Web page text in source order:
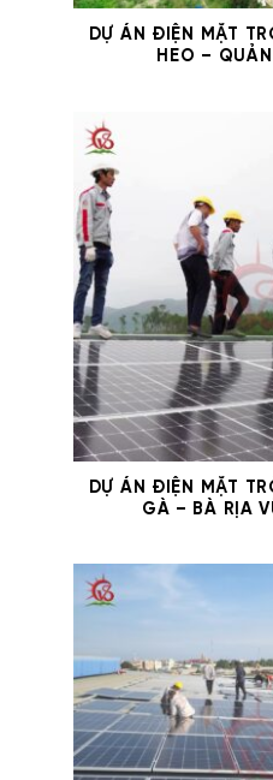
DỰ ÁN ĐIỆN MẶT
HEO –
DỰ ÁN ĐIỆN MẶT
GÀ – BÀ RỊA